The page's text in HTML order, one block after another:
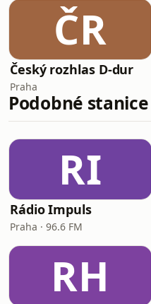
ČR
Český rozhlas D-dur
Praha
Podobné stanice
RI
Rádio Impuls
Praha · 96.6 FM
RH